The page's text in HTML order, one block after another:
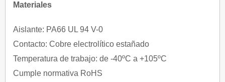
Materiales
Aislante: PA66 UL 94 V-0
Contacto: Cobre electrolítico estañado
Temperatura de trabajo: de -40ºC a +105ºC
Cumple normativa RoHS